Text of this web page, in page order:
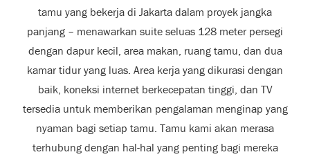
tamu yang bekerja di Jakarta dalam proyek jangka
panjang – menawarkan suite seluas 128 meter persegi
dengan dapur kecil, area makan, ruang tamu, dan dua
kamar tidur yang luas. Area kerja yang dikurasi dengan
baik, koneksi internet berkecepatan tinggi, dan TV
tersedia untuk memberikan pengalaman menginap yang
nyaman bagi setiap tamu. Tamu kami akan merasa
terhubung dengan hal-hal yang penting bagi mereka